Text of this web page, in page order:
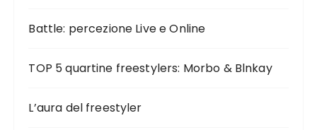
Battle: percezione Live e Online
TOP 5 quartine freestylers: Morbo & Blnkay
L’aura del freestyler